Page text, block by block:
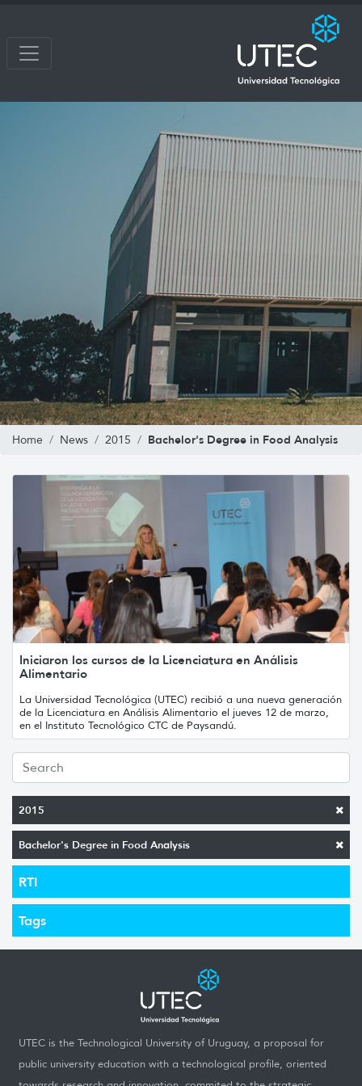
Home News 2015 Bachelor's Degree in Food Analysis
2015
Bachelor's Degree in Food Analysis
RTI
Tags
Iniciaron los cursos de la Licenciatura en Análisis
Alimentario
La Universidad Tecnológica (UTEC) recibió a una nueva generación
de la Licenciatura en Análisis Alimentario el jueves 12 de marzo,
en el Instituto Tecnológico CTC de Paysandú.
UTEC is the Technological University of Uruguay, a proposal for
public university education with a technological profile, oriented